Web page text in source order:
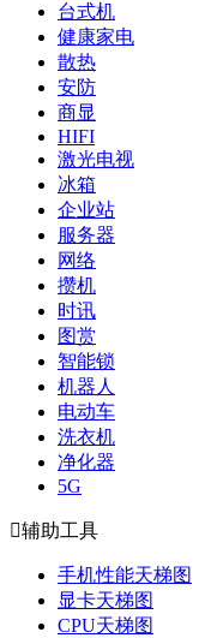
台式机
健康家电
散热
安防
商显
HIFI
激光电视
冰箱
企业站
服务器
网络
攒机
时讯
图赏
智能锁
机器人
电动车
洗衣机
净化器
5G
辅助工具
手机性能天梯图
显卡天梯图
CPU天梯图